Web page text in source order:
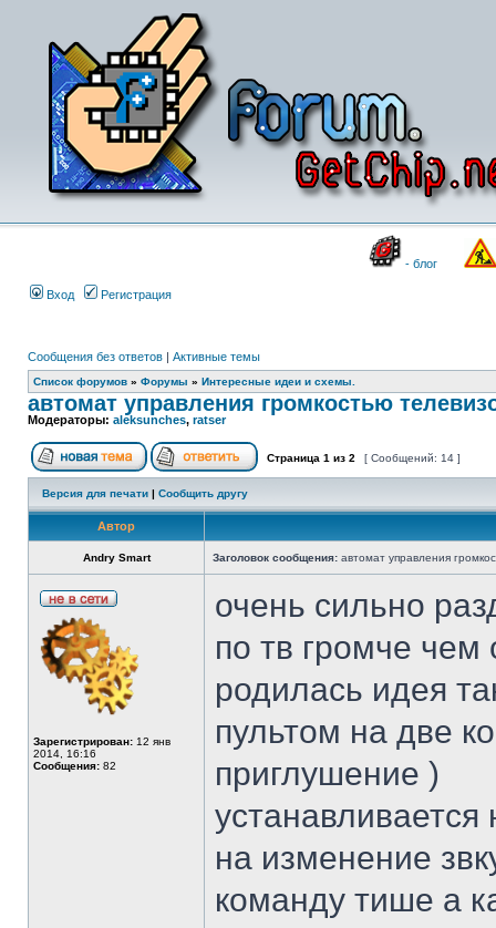
- блог
Вход Регистрация
Сообщения без ответов | Активные темы
Список форумов » Форумы » Интересные идеи и схемы.
автомат управления громкостью
Модераторы: aleksunches, ratser
Страница 1 из 2 [ Сообщений: 14 ]
Версия для печати | Сообщить другу
Автор
Andry Smart Заголовок сообщения: автомат управления
Зарегистрирован: 12 янв
2014, 16:16
Сообщения: 82
очень сильно
по тв громче чем
родилась идея
пультом на две
приглушение )
устанавливается
на изменение
команду тише а